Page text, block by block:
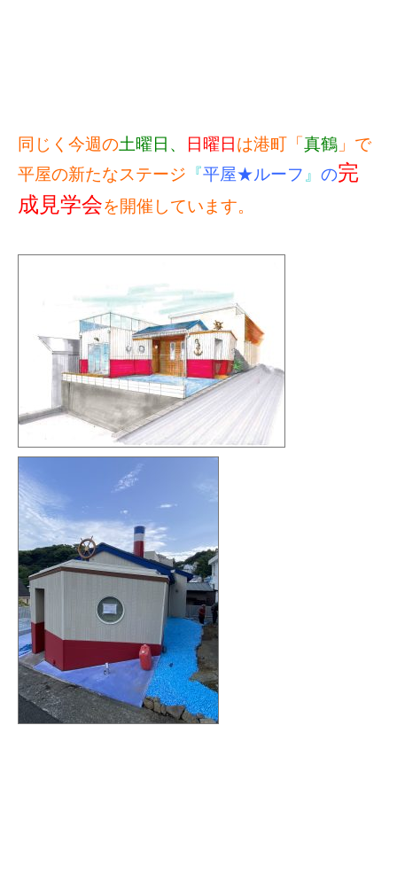
同じく今週の土曜日、 日曜日 は港町「 真鶴 」で
平屋の新たなステージ 『平屋★ルーフ 』 の完
成見学会を開催しています。